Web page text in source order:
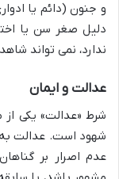
و جنون (دائم یا
دلیل صغر سن یا
ندارد، نمی تواند
عدالت و ایمان
شرط «عدالت» یکی
شهود است. عدالت به
عدم اصرار بر